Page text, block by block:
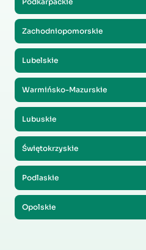
Zachodniopomorskie
Lubelskie
Warmińsko-Mazurskie
Lubuskie
Świętokrzyskie
Podlaskie
Opolskie